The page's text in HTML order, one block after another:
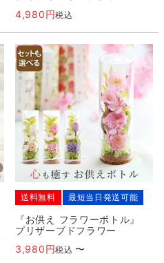
4,980
税込
送料無料 最短当日発送可能
『お供え フラワーボトル』
プリザーブドフラワー
3,980
税込 〜